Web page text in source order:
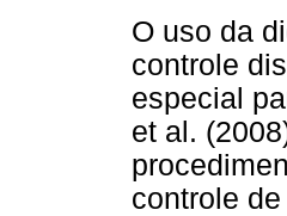
O uso da
controle
especial
et al.
controle